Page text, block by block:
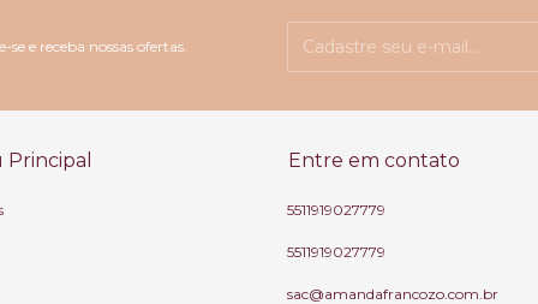
se e receba nossas ofertas.
Principal Entre em contato
5511919027779
5511919027779
sac@amandafrancozo.com.br